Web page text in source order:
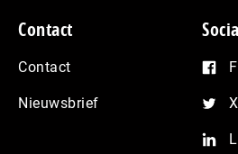
Contact
Contact
Nieuwsbrief X